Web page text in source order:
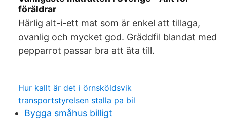
föräldrar
Härlig alt-i-ett mat som är enkel att tillaga,
ovanlig och mycket god. Gräddfil blandat med
pepparrot passar bra att äta till.
Hur kallt är det i örnsköldsvik
transportstyrelsen stalla pa bil
Bygga småhus billigt